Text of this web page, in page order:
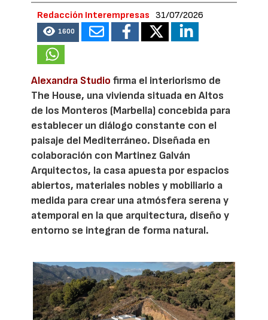
Redacción Interempresas 31/07/2026
1600
Alexandra Studio firma el interiorismo de
The House, una vivienda situada en Altos
de los Monteros (Marbella) concebida para
establecer un diálogo constante con el
paisaje del Mediterráneo. Diseñada en
colaboración con Martinez Galván
Arquitectos, la casa apuesta por espacios
abiertos, materiales nobles y mobiliario a
medida para crear una atmósfera serena y
atemporal en la que arquitectura, diseño y
entorno se integran de forma natural.